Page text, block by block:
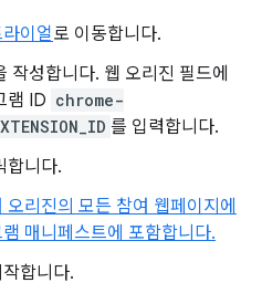
이얼로 이동합니다.
작성합니다. 웹 오리진 필드에
램 ID chrome-
를 입력합니다.
합니다.
리진의 모든 참여 웹페이지에
매니페스트에 포함합니다.
합니다.